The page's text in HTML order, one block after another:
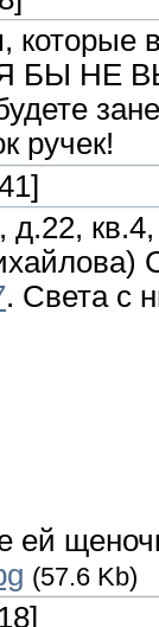
которые
НЕ
ручек!
. Света с
ей
(57.6 Kb)